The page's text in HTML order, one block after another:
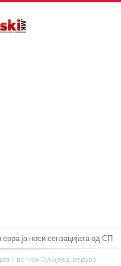
ја носи сензацијата од СП
какво што не е видено од
во Ман Јунајтед, верува